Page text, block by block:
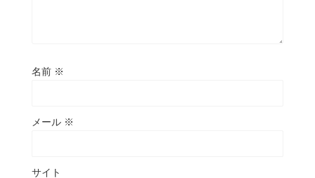
名前 ※
メール ※
サイト